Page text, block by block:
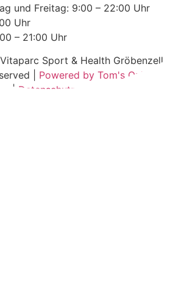
und Freitag: 9:00 – 22:00 Uhr
Uhr
– 21:00 Uhr
Sport & Health Gröbenzell
| Powered by Tom's Online-
| Datenschutz